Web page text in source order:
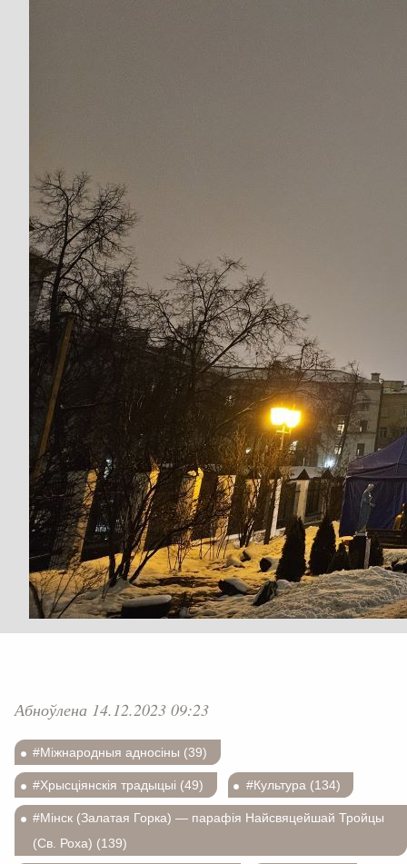
Абноўлена 14.12.2023 09:23
#Міжнародныя адносіны (39)
#Хрысціянскія традыцыі (49) #Культура (134)
#Мінск (Залатая Горка) — парафія Найсвяцейшай Тройцы
(Св. Роха) (139)